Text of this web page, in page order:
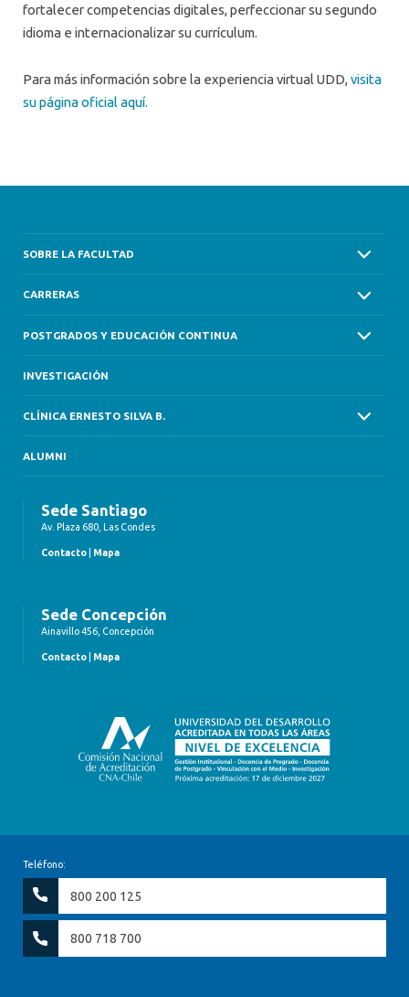
fortalecer competencias digitales, perfeccionar su segundo
idioma e internacionalizar su currículum.
Para más información sobre la experiencia virtual UDD, visita
su página oficial aquí.
SOBRE LA FACULTAD
CARRERAS
POSTGRADOS Y EDUCACIÓN CONTINUA
INVESTIGACIÓN
CLÍNICA ERNESTO SILVA B.
ALUMNI
Sede Santiago
Av. Plaza 680, Las Condes
Contacto Mapa
Sede Concepción
Ainavillo 456, Concepción
Contacto Mapa
Teléfono:
800 200 125
800 718 700